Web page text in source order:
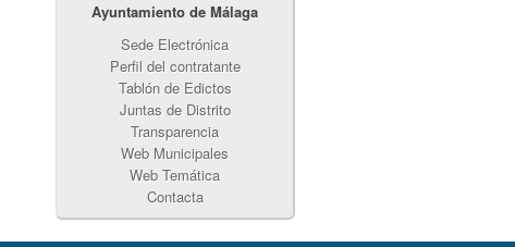
Ayuntamiento de Málaga
Sede Electrónica
Perfil del contratante
Tablón de Edictos
Juntas de Distrito
Transparencia
Web Municipales
Web Temática
Contacta